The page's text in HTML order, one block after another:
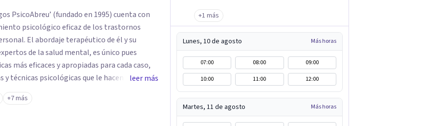
PsicoAbreu’ (fundado en 1995) cuenta con
psicológico eficaz de los trastornos
de él y su
de la salud mental, es único pues
más eficaces y apropiadas para cada caso,
y técnicas psicológicas que le hacen un equipo
de Porras hace énfasis en la
que trae a la persona a consulta sino
leer más
+7 más
+1 más
Lunes, 10 de agosto Más horas
07:00 08:00
09:00
10:00
11:00 12:00
Martes, 11 de agosto Más horas